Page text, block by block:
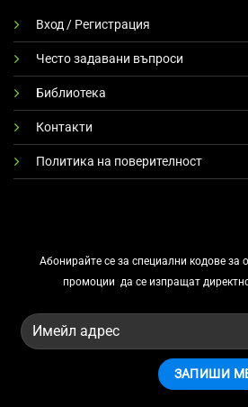
Вход / Регистрация
Често задавани въпроси
Библиотека
Контакти
Политика на поверителност
Абонирайте се за специални кодове за
промоции да се изпращат